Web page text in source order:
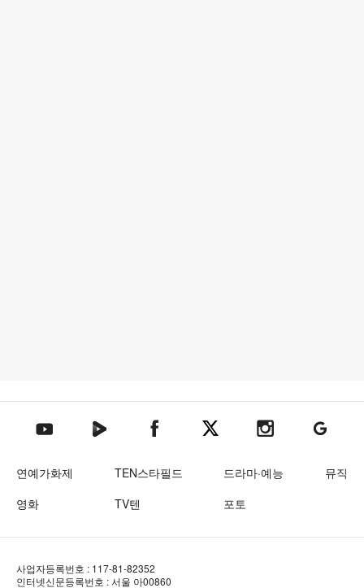
텐아시아 유튜브텐아시아 네이버TV텐아시아 페이스북텐아시아 엑스텐아시아 인스타그램
텐아시아
연예가화제 TEN스타필드 드라마·예능
뮤직
영화
TV텐 포토
사업자등록번호 : 117-81-82352
인터넷신문등록번호 : 서울 아00860